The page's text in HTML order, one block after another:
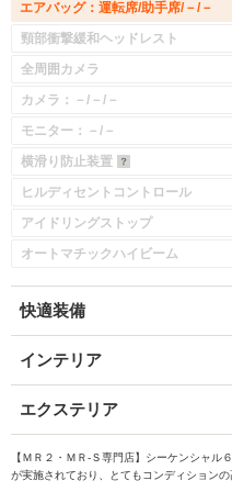
エアバッグ：運転席/助手席/－/－
頸部衝撃緩和ヘッドレスト
全周囲カメラ
カメラ：－/－/－
モニター：－/－
横滑り防止装置
ヒルディセントコントロール
アイドリングストップ
オートマチックハイビーム
快適装備
インテリア
エクステリア
【ＭＲ２・ＭＲ-Ｓ専門店】シーケンシャル
が実施されており、とてもコンディションの